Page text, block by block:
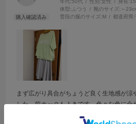
年代:50代 性別:女性 身長:
体型: ふつう 靴のサイズ: ～
普段の服のサイズ:M 都道府県:
まず広がり具合がちょうど良く生地感が涼
した。前ホックもよきです。色々な色に合